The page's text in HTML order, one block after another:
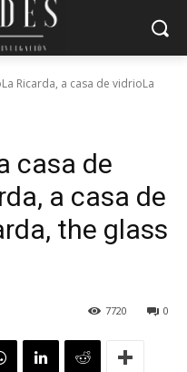
Ricarda, a casa de vidrioLa
casa de
a casa de
the glass
0
7720